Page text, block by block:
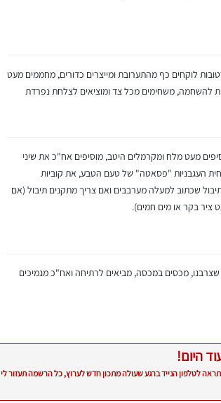
לוקחים כף מהתערובת ומייצרים כדורים, מחממים מעט
גדולים קצוצים, מוסיפים מעט מלח ומקרמלים היטב, מוסיפים אח"כ את שיני
העגבניות "פסאטה" של טעם הטבע, את קוביות
שכתוב למעלה מערבבים ואם צריך מתקנים תיבול (אם
ציר בקר או מים חמים).
מכסים במכסה, מביאים לרתיחה ואח"כ מנמיכים
היום!
לטלפון הנייד ברגע שעולה מתכון חדש לערוץ, כל הרשמה תעזור לי